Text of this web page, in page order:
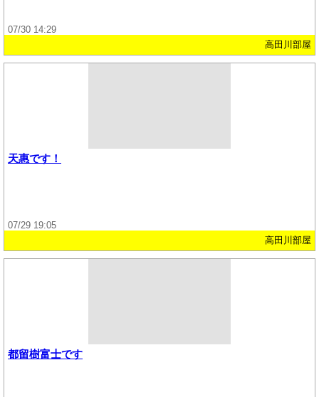
07/30 14:29
高田川部屋
天惠です！
07/29 19:05
高田川部屋
都留樹富士です